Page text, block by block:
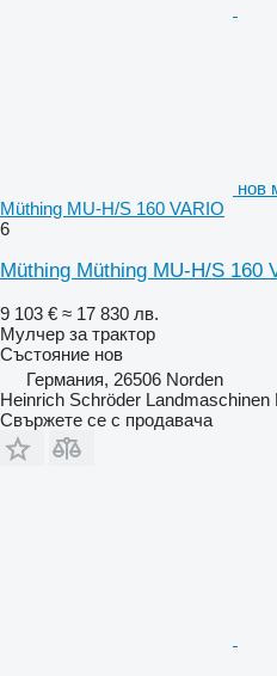
нов
Müthing MU-H/S 160 VARIO
6
Müthing Müthing MU-H/S 160
9 103 € ≈ 17 830 лв.
Мулчер за трактор
Състояние нов
Германия, 26506 Norden
Heinrich Schröder Landmaschinen
Свържете се с продавача